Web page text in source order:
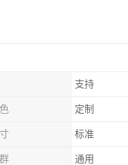
支持
定制
标准
通用